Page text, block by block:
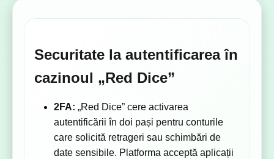
Securitate la autentificarea în
cazinoul „Red Dice”
2FA: „Red Dice” cere activarea
autentificării în doi pași pentru conturile
care solicită retrageri sau schimbări de
date sensibile. Platforma acceptă aplicații